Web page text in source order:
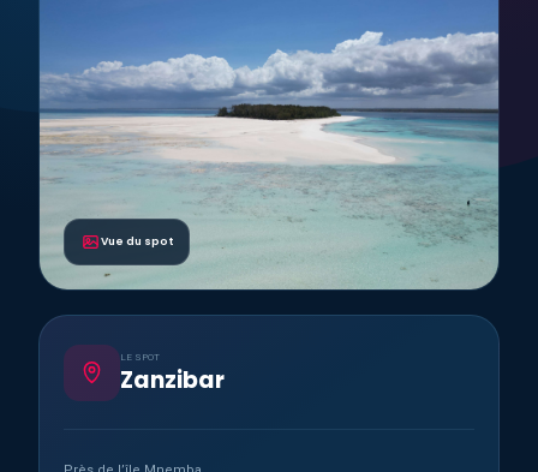
Vue du spot
LE SPOT
Zanzibar